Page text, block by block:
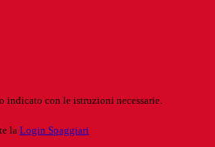
indicato con le istruzioni necessarie.
la Login Spaggiari